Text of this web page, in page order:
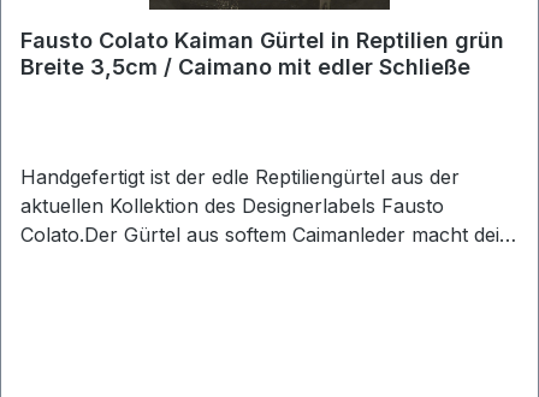
Fausto Colato Kaiman Gürtel in Reptilien grün
Breite 3,5cm / Caimano mit edler Schließe
Handgefertigt ist der edle Reptiliengürtel aus der
aktuellen Kollektion des Designerlabels Fausto
Colato.Der Gürtel aus softem Caimanleder macht dein